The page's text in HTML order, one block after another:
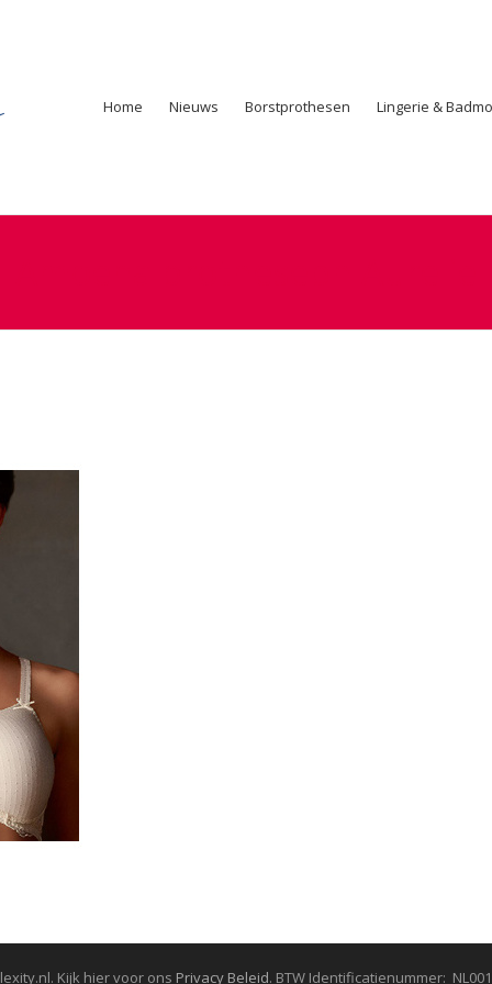
Home Nieuws Borstprothesen Lingerie &
Kijk hier voor ons Privacy Beleid. BTW Identificatienummer: